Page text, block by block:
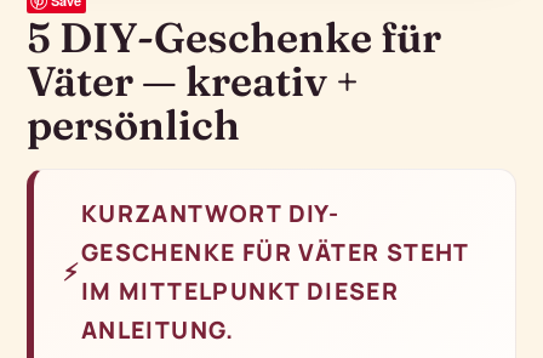
5 DIY-Geschenke für
Väter — kreativ +
persönlich
⚡
KURZANTWORT DIY-
GESCHENKE FÜR VÄTER STEHT
IM MITTELPUNKT DIESER
ANLEITUNG.